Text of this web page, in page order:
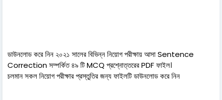
ডাউনলোড করে নিন ২০২১ সালের বিভিন্ন নিয়োগ পরীক্ষায় আসা Sentence
Correction সম্পর্কিত ৪৯ টি MCQ প্রশ্নোত্তরের PDF ফাইল।
চলমান সকল নিয়োগ পরীক্ষার প্রস্তুতির জন্য ফাইলটি ডাউনলোড করে নিন